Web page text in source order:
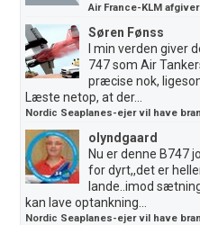
Air France-KLM
Søren Fønss
I min verden giver
747 som Air
præcise nok,
Læste netop, at der...
Nordic Seaplanes-ejer vil have
olyndgaard
Nu er denne B747
for dyrt,,det er
lande..imod
kan lave optankning...
Nordic Seaplanes-ejer vil have